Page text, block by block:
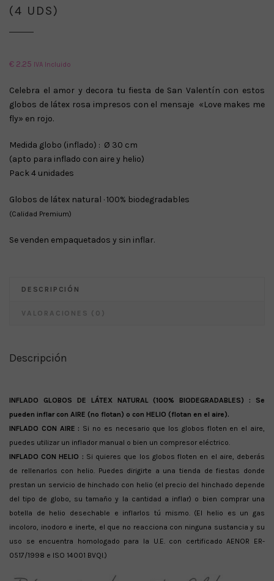
(4 UDS)
€ 2.25 IVA Incluido
Celebra el amor y decora tu fiesta de San Valentín con estos
globos de látex rosa impresos con el mensaje «Love makes me
fly» en rojo.
Medida globo (inflado) : Ø 30 cm
(apto para inflado con aire y helio)
Pack 4 unidades
Globos de látex natural · 100% biodegradables
(Calidad Premium)
Se venden empaquetados y sin inflar.
DESCRIPCIÓN
VALORACIONES (0)
Descripción
INFLADO GLOBOS DE LÁTEX NATURAL (100% BIODEGRADABLES) : Se
pueden inflar con AIRE (no flotan) o con HELIO (flotan en el aire).
INFLADO CON AIRE : Si no es necesario que los globos floten en el aire,
puedes utilizar un inflador manual o bien un compresor eléctrico.
INFLADO CON HELIO : Si quieres que los globos floten en el aire, deberás
de rellenarlos con helio. Puedes dirigirte a una tienda de fiestas donde
prestan un servicio de hinchado con helio (el precio del hinchado depende
del tipo de globo, su tamaño y la cantidad a inflar) o bien comprar una
botella de helio desechable e inflarlos tú mismo. (El helio es un gas
incoloro, inodoro e inerte, el que no reacciona con ninguna sustancia y su
uso se encuentra homologado para la U.E. con certificado AENOR ER-
0517/1998 e ISO 14001 BVQI.)